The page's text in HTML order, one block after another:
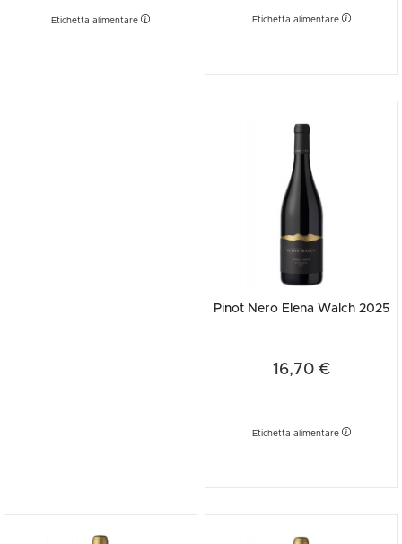
Etichetta alimentare Etichetta alimentare
Pinot Nero Elena Walch 2025
16,70 €
Etichetta alimentare